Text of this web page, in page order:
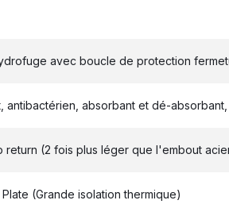
avec boucle de protection
antibactérien, absorbant et dé-
return (2 fois plus léger que l'embout
(Grande isolation thermique)